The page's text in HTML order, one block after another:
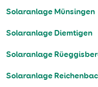
Solaranlage Münsingen
Solaranlage Diemtigen
Solaranlage
Solaranlage